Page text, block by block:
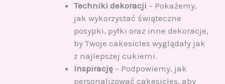
Techniki dekoracji – Pokażemy,
jak wykorzystać świąteczne
posypki, pyłki oraz inne dekoracje,
by Twoje cakesicles wyglądały jak
z najlepszej cukierni.
Inspirację– Podpowiemy, jak
personalizować cakesicles, aby